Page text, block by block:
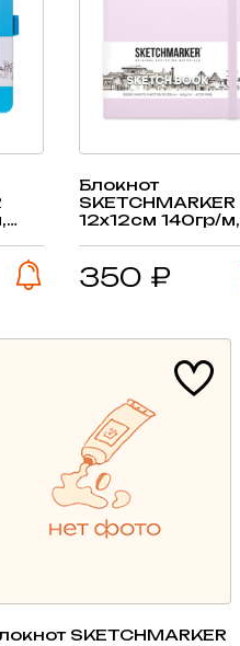
Блокнот
SKETCHMARKER
12х12см 140гр/м,
пастельный)
350 ₽
SKETCHMARKER